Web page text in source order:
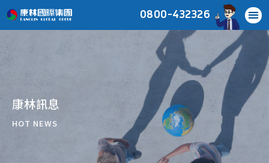
0800-432326
康林訊息
HOT NEWS